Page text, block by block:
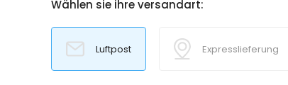
Wählen sie ihre versandart:
Luftpost Expresslieferung